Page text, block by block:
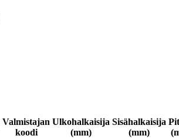
Valmistajan
koodi
Ulkohalkaisija
(mm)
Sisähalkaisija
(mm)